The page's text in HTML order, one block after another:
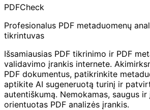
PDFCheck
Profesionalus PDF metaduomenų
tikrintuvas
Išsamiausias PDF tikrinimo ir PDF
validavimo įrankis internete.
PDF dokumentus, patikrinkite
aptikite AI sugeneruotą turinį ir
autentiškumą. Nemokamas, saugus
orientuotas PDF analizės įrankis.